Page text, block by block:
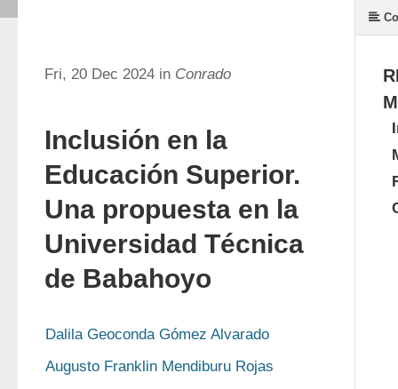
Fri, 20 Dec 2024 in Conrado
Inclusión en la
Educación Superior.
Una propuesta en la
Universidad Técnica
de Babahoyo
Dalila Geoconda Gómez Alvarado
Augusto Franklin Mendiburu Rojas